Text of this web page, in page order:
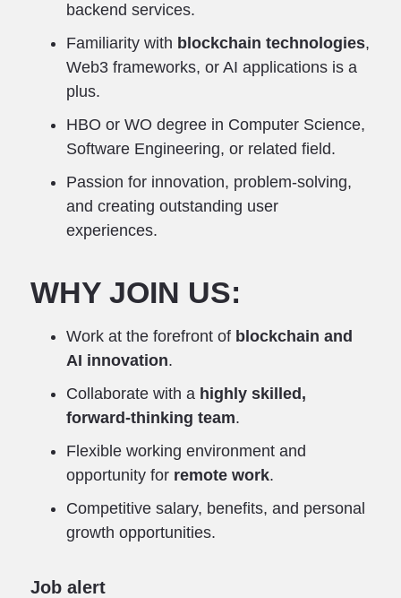
backend services.
Familiarity with blockchain technologies,
Web3 frameworks, or AI applications is a
plus.
HBO or WO degree in Computer Science,
Software Engineering, or related field.
Passion for innovation, problem-solving,
and creating outstanding user
experiences.
WHY JOIN US:
Work at the forefront of blockchain and
AI innovation.
Collaborate with a highly skilled,
forward-thinking team.
Flexible working environment and
opportunity for remote work.
Competitive salary, benefits, and personal
growth opportunities.
Job alert